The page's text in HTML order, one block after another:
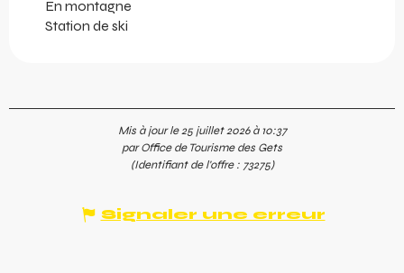
En montagne
Station de ski
Mis à jour le 25 juillet 2026 à 10:37
par Office de Tourisme des Gets
(Identifiant de l'offre : 73275)
Signaler une erreur